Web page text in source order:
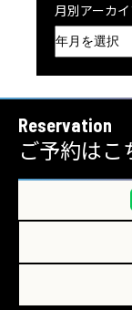
月別アーカ
Reservation
ご予約はこ